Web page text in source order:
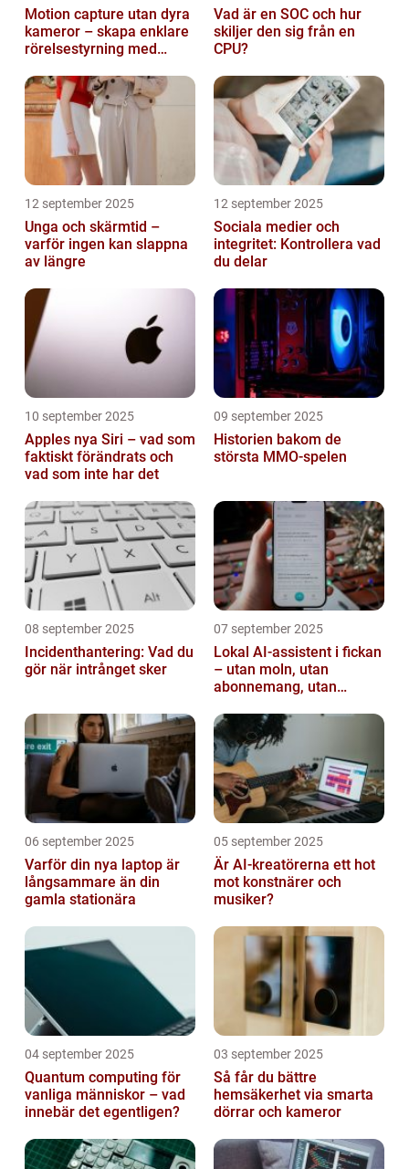
Motion capture utan dyra
kameror – skapa enklare
rörelsestyrning med
Vad är en SOC och hur
skiljer den sig från en
CPU?
12 september 2025
Unga och skärmtid –
varför ingen kan slappna
av längre
12 september 2025
Sociala medier och
integritet: Kontrollera vad
du delar
10 september 2025
Apples nya Siri – vad som
faktiskt förändrats och
vad som inte har det
09 september 2025
Historien bakom de
största MMO-spelen
08 september 2025
Incidenthantering: Vad du
gör när intrånget sker
07 september 2025
Lokal AI-assistent i fickan
– utan moln, utan
abonnemang, utan
06 september 2025
Varför din nya laptop är
långsammare än din
gamla stationära
05 september 2025
Är AI-kreatörerna ett hot
mot konstnärer och
musiker?
04 september 2025
Quantum computing för
vanliga människor – vad
innebär det egentligen?
03 september 2025
Så får du bättre
hemsäkerhet via smarta
dörrar och kameror